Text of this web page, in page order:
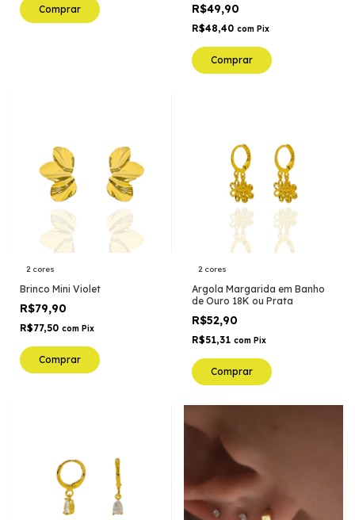
Comprar R$49,90
R$48,40 com Pix
Comprar
2 cores
Brinco Mini Violet
R$79,90
R$77,50 com Pix
Comprar
2 cores
Argola Margarida em Banho
de Ouro 18K ou Prata
R$52,90
R$51,31 com Pix
Comprar